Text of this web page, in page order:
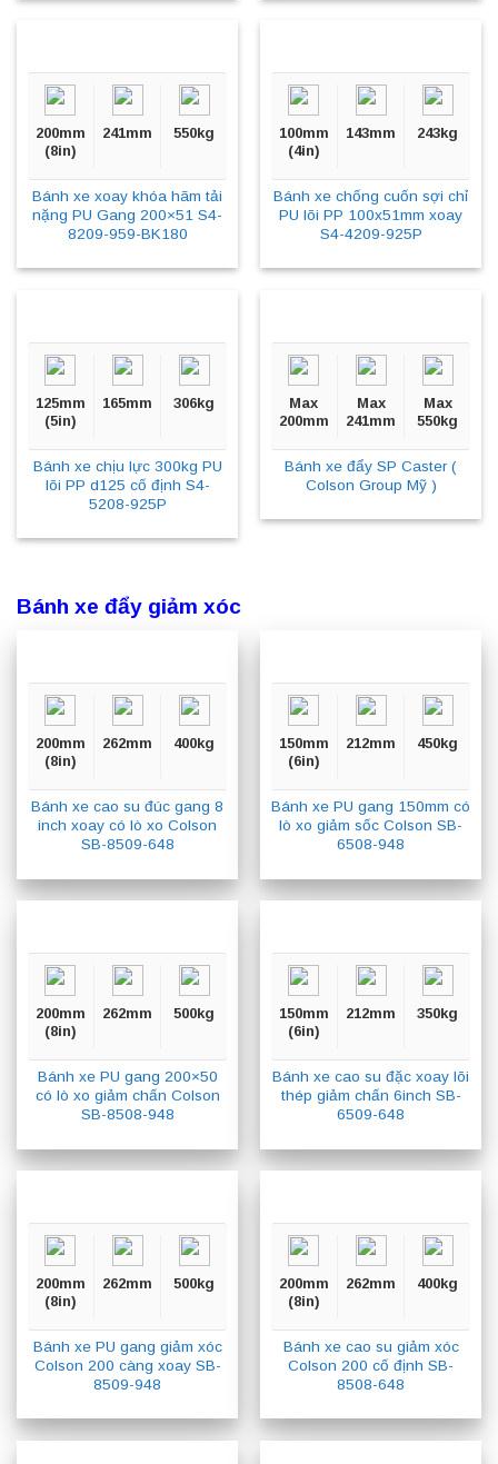
200mm
(8in)
241mm 550kg
Bánh xe xoay khóa hãm tải
nặng PU Gang 200×51 S4-
8209-959-BK180
100mm
(4in)
143mm 243kg
Bánh xe chống cuốn sợi chỉ
PU lõi PP 100x51mm xoay
S4-4209-925P
125mm
(5in)
165mm 306kg
Bánh xe chịu lực 300kg PU
lõi PP d125 cố định S4-
5208-925P
Max
200mm
Max
241mm
Max
550kg
Bánh xe đẩy SP Caster (
Colson Group Mỹ )
Bánh xe đẩy giảm xóc
200mm
(8in)
262mm 400kg
Bánh xe cao su đúc gang 8
inch xoay có lò xo Colson
SB-8509-648
150mm
(6in)
212mm 450kg
Bánh xe PU gang 150mm có
lò xo giảm sốc Colson SB-
6508-948
200mm
(8in)
262mm 500kg
Bánh xe PU gang 200×50
có lò xo giảm chấn Colson
SB-8508-948
150mm
(6in)
212mm 350kg
Bánh xe cao su đặc xoay lõi
thép giảm chấn 6inch SB-
6509-648
200mm
(8in)
262mm 500kg
Bánh xe PU gang giảm xóc
Colson 200 càng xoay SB-
8509-948
200mm
(8in)
262mm 400kg
Bánh xe cao su giảm xóc
Colson 200 cố định SB-
8508-648